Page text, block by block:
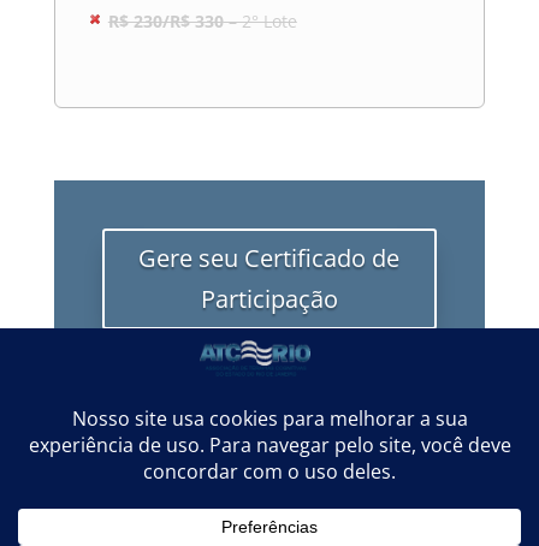
R$ 230/R$ 330– 2° Lote
Gere seu Certificado de
Participação